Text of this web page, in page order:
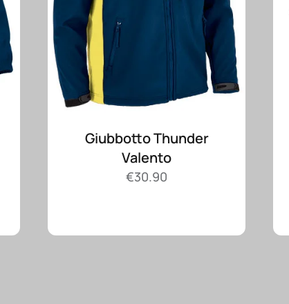
Giubbotto Thunder
Valento
€30.90